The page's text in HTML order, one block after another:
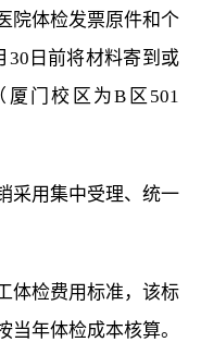
院体检发票原件和个
30日前将材料寄到或
门校区为B区501
采用集中受理、统一
体检费用标准，该标
年体检成本核算。